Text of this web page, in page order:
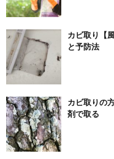
カビ取り【
と予防法
カビ取りの
剤で取る